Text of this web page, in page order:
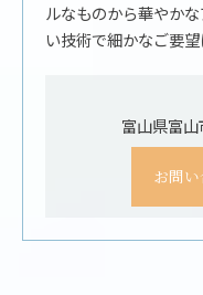
ルなものから華やか
い技術で細かなご要望
富山県富
お問